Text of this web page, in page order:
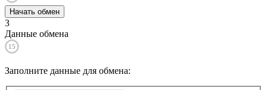
Начать обмен
3
Данные обмена
15
Заполните данные для обмена: